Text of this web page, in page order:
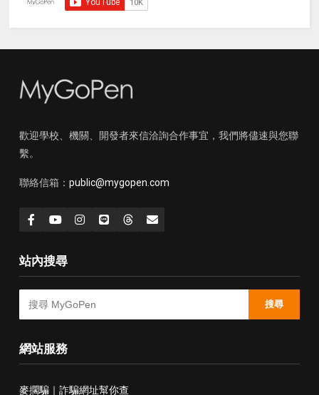
歡迎學校、機關、開發者來信洽詢合作事宜，我們將儘速與您聯
繫。
聯絡信箱： public@mygopen.com
站內搜尋
搜尋
網站服務
麥擱騙｜詐騙網址幫你查